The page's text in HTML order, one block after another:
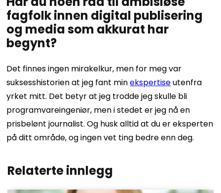
fagfolk innen digital publisering
og media som akkurat har
begynt?
Det finnes ingen mirakelkur, men for meg var
suksesshistorien at jeg fant minekspertiseutenfra
yrket mitt. Det betyr at jeg trodde jeg skulle bli
programvareingeniør, men i stedet er jeg nå en
prisbelønt journalist. Og husk alltid at du er eksperten
på ditt område, og ingen vet ting bedre enn deg.
Relaterte innlegg